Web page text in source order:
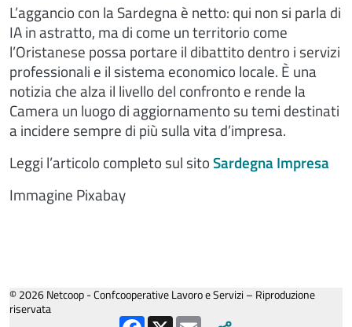
L’aggancio con la Sardegna è netto: qui non si parla di
IA in astratto, ma di come un territorio come
l’Oristanese possa portare il dibattito dentro i servizi
professionali e il sistema economico locale. È una
notizia che alza il livello del confronto e rende la
Camera un luogo di aggiornamento su temi destinati
a incidere sempre di più sulla vita d’impresa.
Leggi l’articolo completo sul sitoSardegna Impresa
Immagine Pixabay
© 2026 Netcoop - Confcooperative Lavoro e Servizi – Riproduzione
riservata
Facebook
X Email